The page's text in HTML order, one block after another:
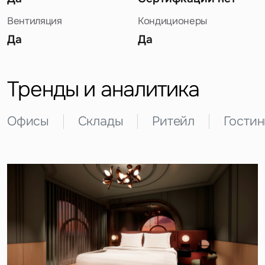
Вентиляция
Да
Кондиционеры
Да
Тренды и аналитика
Офисы Склады Ритейл